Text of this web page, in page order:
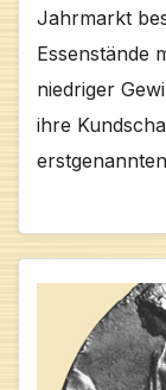
Jahrmarkt
Essenstände
niedriger
ihre